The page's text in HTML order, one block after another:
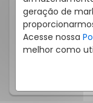
geração de
Acesse nossa
melhor como
2
Quartos